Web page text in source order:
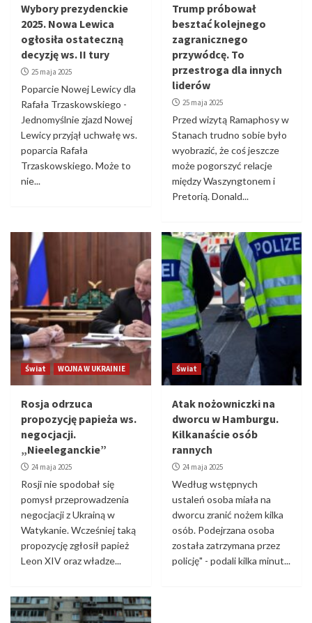
Wybory prezydenckie
2025. Nowa Lewica
ogłosiła ostateczną
decyzję ws. II tury
25 maja 2025
Poparcie Nowej Lewicy dla
Rafała Trzaskowskiego -
Jednomyślnie zjazd Nowej
Lewicy przyjął uchwałę ws.
poparcia Rafała
Trzaskowskiego. Może to
nie...
Trump próbował
besztać kolejnego
zagranicznego
przywódcę. To
przestroga dla innych
liderów
25 maja 2025
Przed wizytą Ramaphosy w
Stanach trudno sobie było
wyobrazić, że coś jeszcze
może pogorszyć relacje
między Waszyngtonem i
Pretorią. Donald...
Świat WOJNA W UKRAINIE
Rosja odrzuca
propozycję papieża ws.
negocjacji.
„Nieeleganckie”
24 maja 2025
Rosji nie spodobał się
pomysł przeprowadzenia
negocjacji z Ukrainą w
Watykanie. Wcześniej taką
propozycję zgłosił papież
Leon XIV oraz władze...
Świat
Atak nożowniczki na
dworcu w Hamburgu.
Kilkanaście osób
rannych
24 maja 2025
Według wstępnych
ustaleń osoba miała na
dworcu zranić nożem kilka
osób. Podejrzana osoba
została zatrzymana przez
policję" - podali kilka minut...